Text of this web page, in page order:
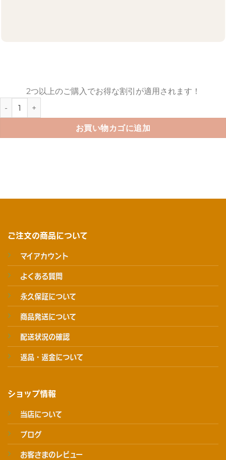
2つ以上のご購入でお得な割引が適用されます！
昆虫免許迷子札個
お買い物カゴに追加
ご注文の商品について
マイアカウント
よくある質問
永久保証について
商品発送について
配送状況の確認
返品・返金について
ショップ情報
当店について
ブログ
お客さまのレビュー